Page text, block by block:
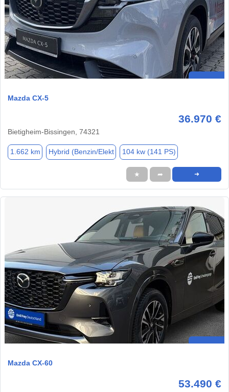
Mazda CX-5
36.970 €
Bietigheim-Bissingen, 74321
1.662 km Hybrid (Benzin/Elekt 104 kw (141 PS)
★ ➦ ➜
Mazda CX-60
53.490 €